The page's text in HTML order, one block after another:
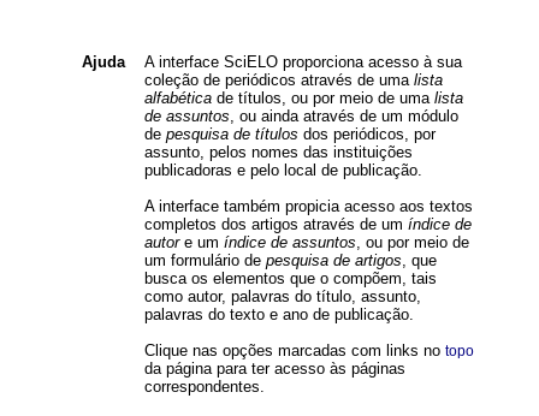
Ajuda
A interface SciELO proporciona acesso à sua
coleção de periódicos através de uma lista
alfabética de títulos, ou por meio de uma lista
de assuntos, ou ainda através de um módulo
de pesquisa de títulos dos periódicos, por
assunto, pelos nomes das instituições
publicadoras e pelo local de publicação.
A interface também propicia acesso aos textos
completos dos artigos através de um índice de
autore um índice de assuntos, ou por meio de
um formulário de pesquisa de artigos, que
busca os elementos que o compõem, tais
como autor, palavras do título, assunto,
palavras do texto e ano de publicação.
Clique nas opções marcadas com links no topo
da página para ter acesso às páginas
correspondentes.